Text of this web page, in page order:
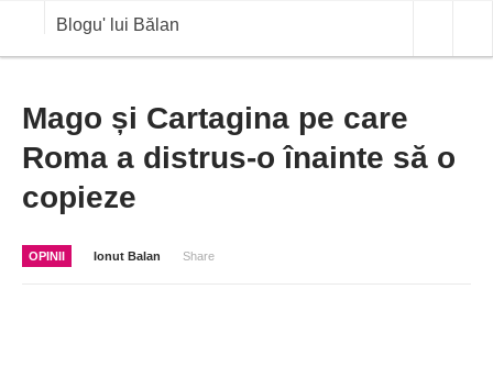
Blogu' lui Bălan
OPINII
ANALIZE
BLOG IN DIALOG
Mago și Cartagina pe care
Roma a distrus-o înainte să o
copieze
OPINII Ionut Balan Share